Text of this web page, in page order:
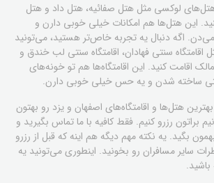
لوکسی مثل هتل صفائیه، هتل داد و هتل
این هتل‌ها هم امکانات خیلی خوبی دارن و
می‌دن. اگه دنبال یه تجربه خاص‌تر هستید، می‌تونید
اقامتگاه سنتی فهادان، اقامتگاه سنتی لب خندق و
اقامت کنید. این اقامتگاه‌ها هم تو خونه‌های
ساخته شدن و یه حس خیلی خوبی دارن.
هتل‌ها و اقامتگاه‌های اصفهان و یزد رو بهتون
براتون رزرو کنیم. فقط کافیه با ما تماس بگیرید و
بگید. یه نکته مهم دیگه هم اینه که قبل از رزرو
سایر مسافران رو بخونید. اینطوری می‌تونید یه
باشید.